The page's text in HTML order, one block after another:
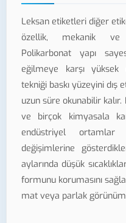
Leksan etiketleri diğer
özellik, mekanik ve
Polikarbonat yapı
eğilmeye karşı yüksek
tekniği baskı yüzeyini dış
uzun süre okunabilir
ve birçok kimyasala
endüstriyel ortamlar
değişimlerine
aylarında düşük
formunu korumasını
mat veya parlak